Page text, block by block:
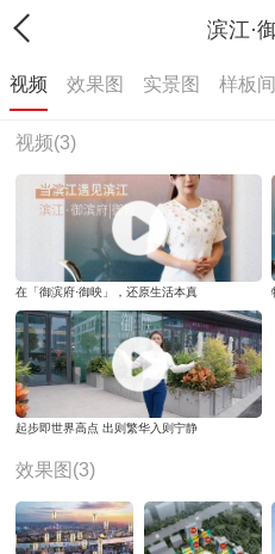
滨江·
视频 效果图 实景图 样板间
视频(3)
在「御滨府·御映」，还原生活本真
起步即世界高点 出则繁华入则宁静
效果图(3)